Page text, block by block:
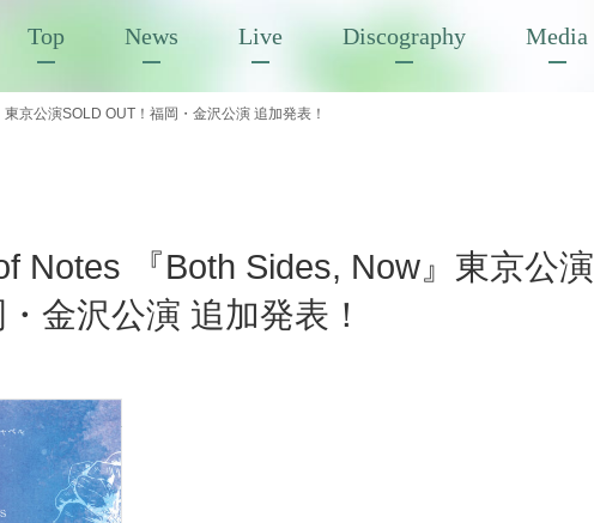
Top News Live Discography Media
京公演SOLD OUT！福岡・金沢公演 追加発表！
Notes 『Both Sides, Now』東京公演
金沢公演 追加発表！